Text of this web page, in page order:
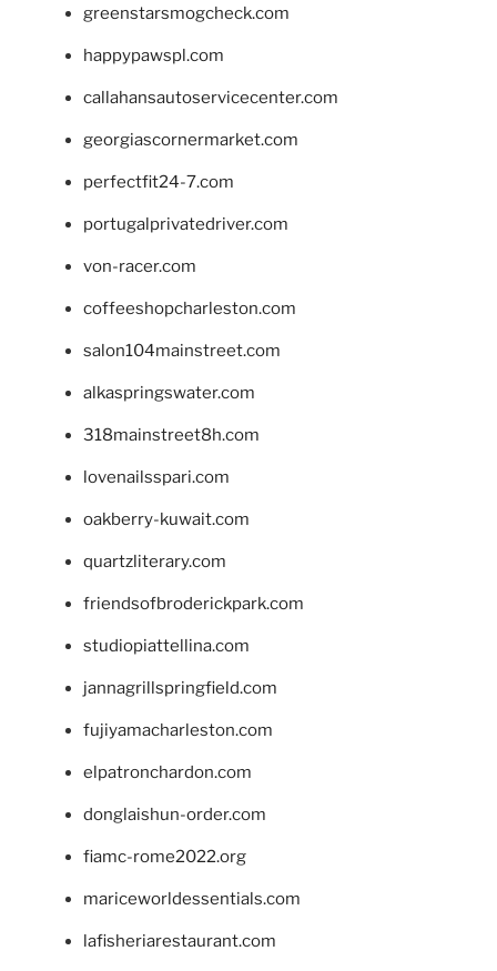
greenstarsmogcheck.com
happypawspl.com
callahansautoservicecenter.com
georgiascornermarket.com
perfectfit24-7.com
portugalprivatedriver.com
von-racer.com
coffeeshopcharleston.com
salon104mainstreet.com
alkaspringswater.com
318mainstreet8h.com
lovenailsspari.com
oakberry-kuwait.com
quartzliterary.com
friendsofbroderickpark.com
studiopiattellina.com
jannagrillspringfield.com
fujiyamacharleston.com
elpatronchardon.com
donglaishun-order.com
fiamc-rome2022.org
mariceworldessentials.com
lafisheriarestaurant.com